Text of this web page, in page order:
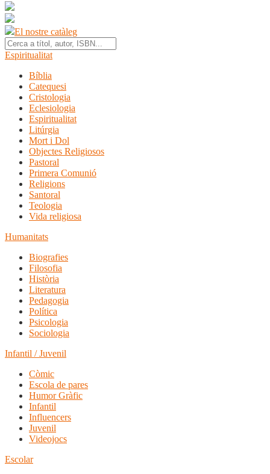
El nostre catàleg
Espiritualitat
Bíblia
Catequesi
Cristologia
Eclesiologia
Espiritualitat
Litúrgia
Mort i Dol
Objectes Religiosos
Pastoral
Primera Comunió
Religions
Santoral
Teologia
Vida religiosa
Humanitats
Biografies
Filosofia
Història
Literatura
Pedagogia
Política
Psicologia
Sociologia
Infantil / Juvenil
Còmic
Escola de pares
Humor Gràfic
Infantil
Influencers
Juvenil
Videojocs
Escolar